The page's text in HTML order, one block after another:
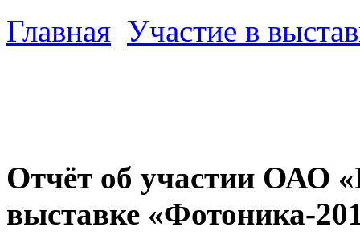
Главная Участие в
Отчёт об участии ОАО
выставке «Фотоника-